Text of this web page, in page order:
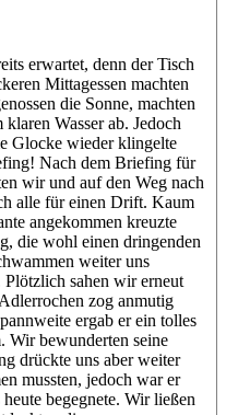
erwartet, denn der Tisch
Mittagessen machten
die Sonne, machten
Wasser ab. Jedoch
Glocke wieder klingelte
Nach dem Briefing für
wir und auf den Weg nach
alle für einen Drift. Kaum
angekommen kreuzte
die wohl einen dringenden
weiter uns
sahen wir erneut
zog anmutig
ergab er ein tolles
bewunderten seine
drückte uns aber weiter
mussten, jedoch war er
begegnete. Wir ließen